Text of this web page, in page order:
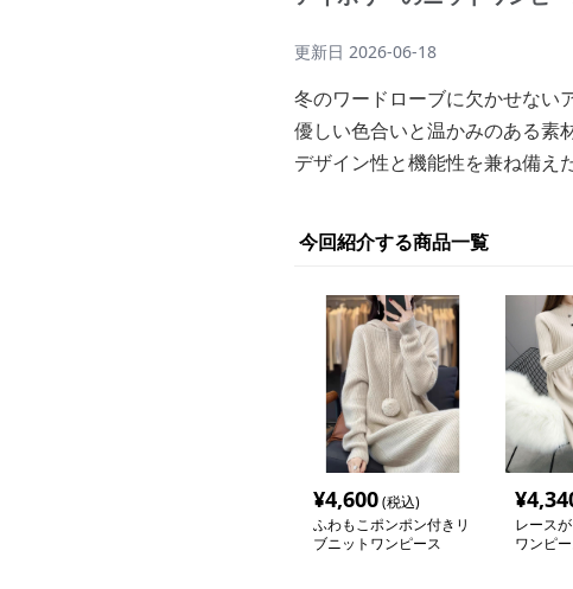
更新日 2026-06-18
冬のワードローブに欠かせない
優しい色合いと温かみのある素
デザイン性と機能性を兼ね備え
今回紹介する商品一覧
¥4,600(税込)
ふわもこポンポン付きリ
ブニットワンピース
¥
レース
ワンピ